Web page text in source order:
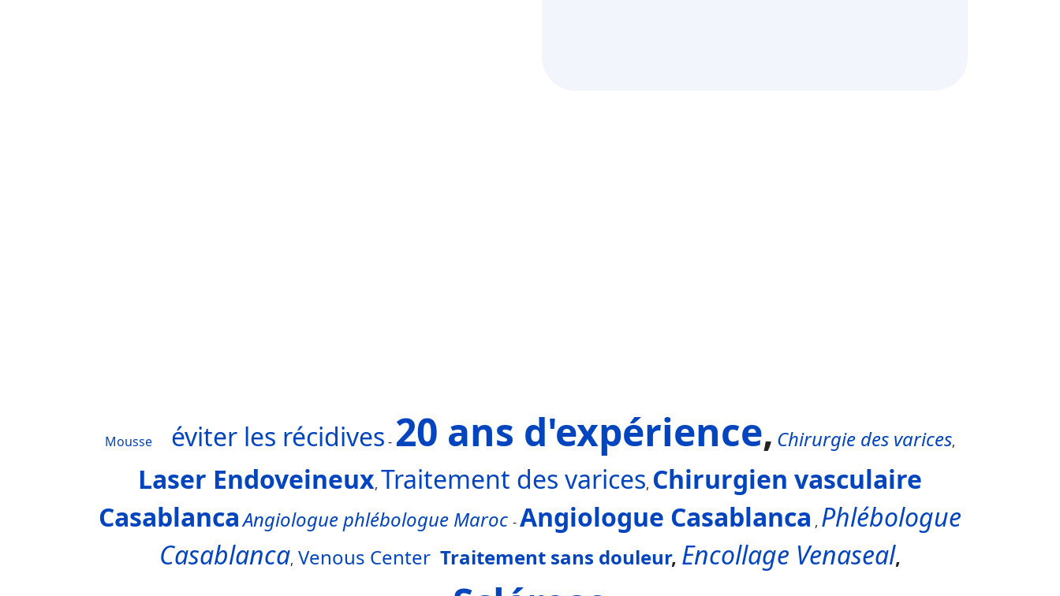
Mousse éviter les récidives - 20 ans d'expérience, Chirurgie des varices,
Laser Endoveineux, Traitement des varices, Chirurgien vasculaire
CasablancaAngiologue phlébologue Maroc -Angiologue Casablanca , Phlébologue
Casablanca, Venous Center Traitement sans douleur, Encollage Venaseal,